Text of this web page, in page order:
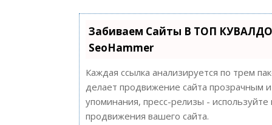
Забиваем Сайты В ТОП
SeoHammer
Каждая ссылка анализируется по трем
делает продвижение сайта прозрачным
упоминания, пресс-релизы -
продвижения вашего сайта.